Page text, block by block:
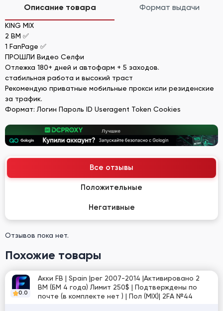
Описание товара Формат выдачи
KING MIX
2 BM ✅
1 FanPage ✅
ПРОШЛИ Видео Селфи
Отлежка 180+ дней и автофарм + 5 заходов.
стабильная работа и высокий траст
Рекомендую приватные мобильные прокси или резиденские
за трафик.
Формат: Логин Пароль ID Useragent Token Cookies
Все отзывы
Положительные
Негативные
Отзывов пока нет.
Похожие товары
0.0
Акки FB | Spain |рег 2007-2014 |Активировано 2
BM (БМ 4 года) Лимит 250$ | Подтверждены по
почте (в комплекте нет ) | Пол (MIX)| 2FA №44